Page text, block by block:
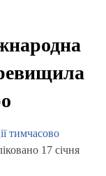
тимчасово
17 січня